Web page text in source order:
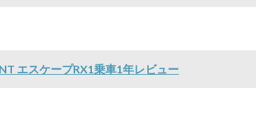
エスケープRX1乗車1年レビュー